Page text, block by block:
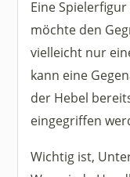
Eine
möchte den
vielleicht nur
kann eine
der Hebel
eingegriffen
Wichtig ist,